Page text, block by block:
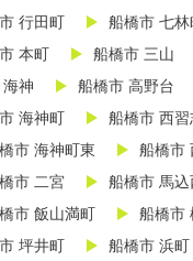
行田町 船橋市 七林
本町 船橋市 三山
神 船橋市 高野台
海神町 船橋市 西習
市 海神町東 船橋市
市 二宮 船橋市 馬込
市 飯山満町 船橋市
坪井町 船橋市 浜町